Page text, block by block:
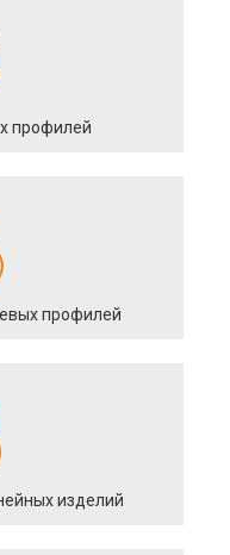
профилей
профилей
изделий